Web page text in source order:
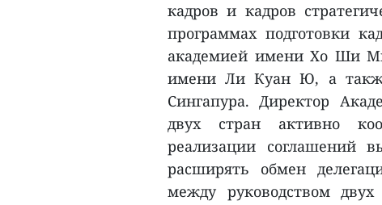
кадров и кадров
программах подготовки
академией имени Хо Ши
имени Ли Куан Ю, а
Сингапура. Директор
двух стран активно
реализации соглашений
расширять обмен
между руководством